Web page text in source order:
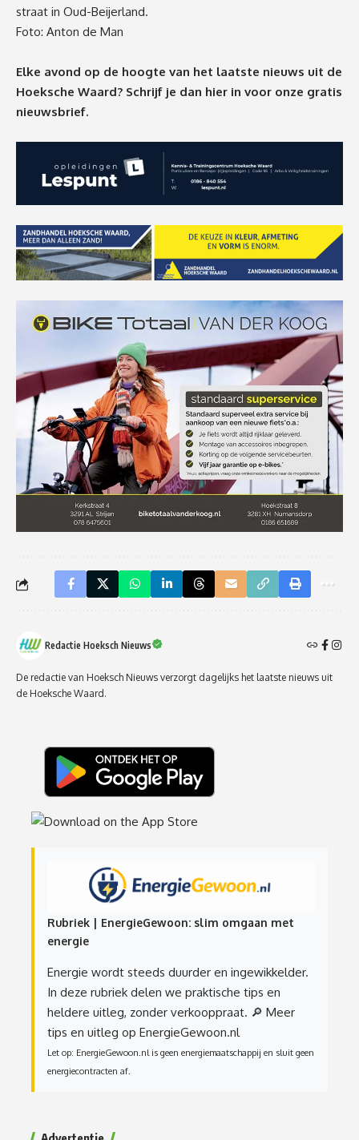
straat in Oud-Beijerland.
Foto: Anton de Man
Elke avond op de hoogte van het laatste nieuws uit de
Hoeksche Waard? Schrijf je dan hier in voor onze gratis
nieuwsbrief.
Redactie Hoeksch Nieuws
De redactie van Hoeksch Nieuws verzorgt dagelijks het laatste nieuws uit
de Hoeksche Waard.
Rubriek | EnergieGewoon: slim omgaan met
energie
Energie wordt steeds duurder en ingewikkelder.
In deze rubriek delen we praktische tips en
heldere uitleg, zonder verkooppraat. 🔎 Meer
tips en uitleg op EnergieGewoon.nl
Let op: EnergieGewoon.nl is geen energiemaatschappij en sluit geen
energiecontracten af.